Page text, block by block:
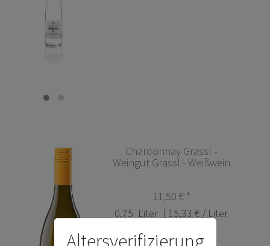
Altersverifizierung
Chardonnay Grassl -
Weingut Grassl - Weißwein
11,50 € *
0.75 Liter | 15,33 € / Liter